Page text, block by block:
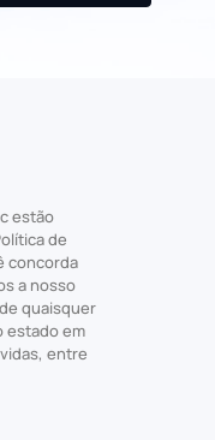
estão
de
concorda
a nosso
quaisquer
estado em
entre